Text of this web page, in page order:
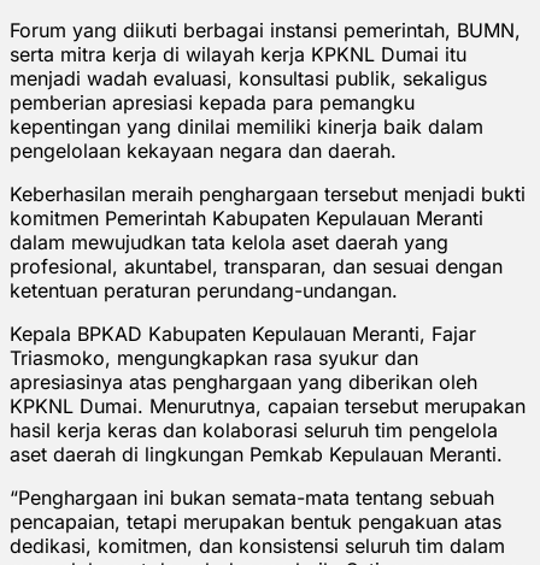
Forum yang diikuti berbagai instansi pemerintah, BUMN,
serta mitra kerja di wilayah kerja KPKNL Dumai itu
menjadi wadah evaluasi, konsultasi publik, sekaligus
pemberian apresiasi kepada para pemangku
kepentingan yang dinilai memiliki kinerja baik dalam
pengelolaan kekayaan negara dan daerah.
Keberhasilan meraih penghargaan tersebut menjadi bukti
komitmen Pemerintah Kabupaten Kepulauan Meranti
dalam mewujudkan tata kelola aset daerah yang
profesional, akuntabel, transparan, dan sesuai dengan
ketentuan peraturan perundang-undangan.
Kepala BPKAD Kabupaten Kepulauan Meranti, Fajar
Triasmoko, mengungkapkan rasa syukur dan
apresiasinya atas penghargaan yang diberikan oleh
KPKNL Dumai. Menurutnya, capaian tersebut merupakan
hasil kerja keras dan kolaborasi seluruh tim pengelola
aset daerah di lingkungan Pemkab Kepulauan Meranti.
“Penghargaan ini bukan semata-mata tentang sebuah
pencapaian, tetapi merupakan bentuk pengakuan atas
dedikasi, komitmen, dan konsistensi seluruh tim dalam